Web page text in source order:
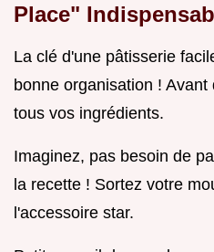
Place"
La clé d'une pâtisserie
bonne organisation !
tous vos ingrédients.
Imaginez, pas besoin de
la recette ! Sortez votre
l'accessoire star.